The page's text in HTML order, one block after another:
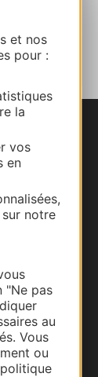
et nos
pour :
la
vos
en
notre
"Ne pas
au
Vous
ou